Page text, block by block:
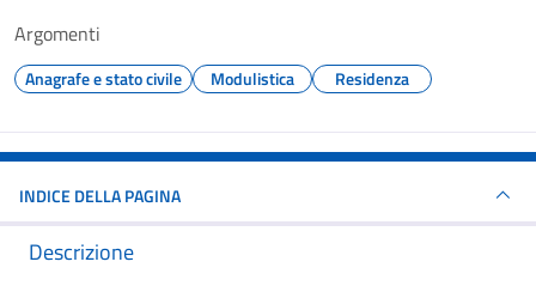
Argomenti
Anagrafe e stato civile Modulistica Residenza
INDICE DELLA PAGINA
Descrizione